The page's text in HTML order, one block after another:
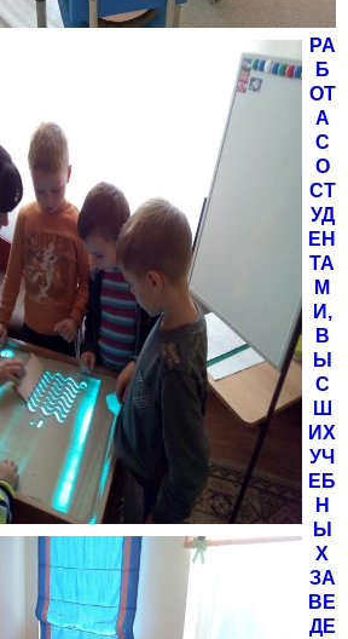
РА
Б
ОТ
А
С
О
СТ
УД
ЕН
ТА
М
И,
В
Ы
С
Ш
ИХ
УЧ
ЕБ
Н
Ы
Х
ЗА
ВЕ
ДЕ